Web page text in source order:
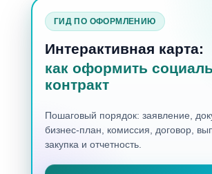
ГИД ПО ОФОРМЛЕНИЮ
Интерактивная карта:
как оформить
контракт
Пошаговый порядок: заявление,
бизнес-план, комиссия, договор,
закупка и отчетность.